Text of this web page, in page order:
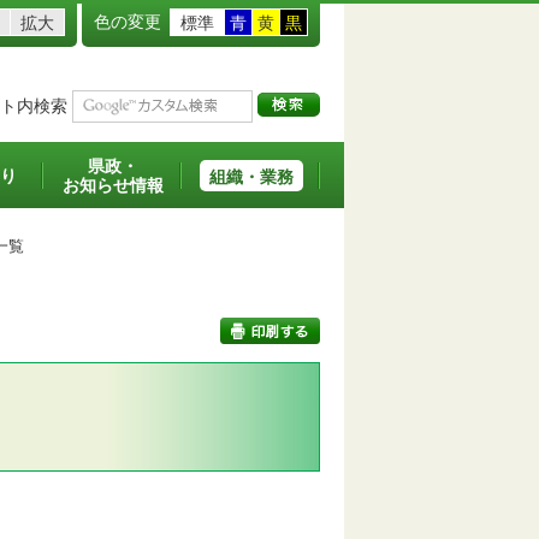
拡大 色の変更 標準 青 黄 黒
内検索
県政・
お知らせ情報
組織・業務
覧